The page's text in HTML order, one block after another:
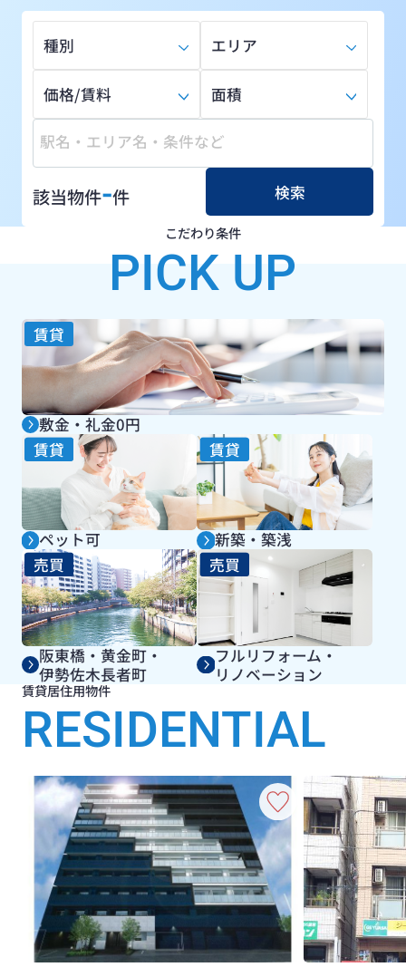
種別 エリア
価格/賃料 面積
該当物件-件 検索
こだわり条件
PICK UP
賃貸
敷金・礼金0円
賃貸
ペット可
賃貸
新築・築浅
売買
阪東橋・黄金町・
伊勢佐木長者町
売買
フルリフォーム・
リノベーション
賃貸居住用物件
RESIDENTIAL